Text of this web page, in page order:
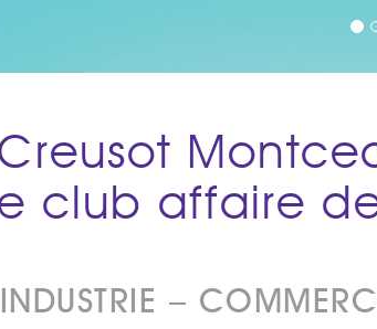
club affaire
INDUSTRIE –